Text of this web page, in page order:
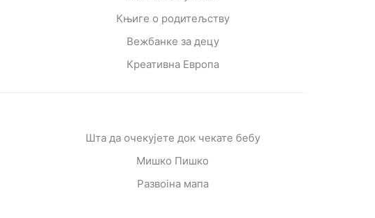
Књиге о родитељству
Вежбанке за децу
Креативна Европа
Шта да очекујете док чекате бебу
Мишко Пишко
Развојна мапа